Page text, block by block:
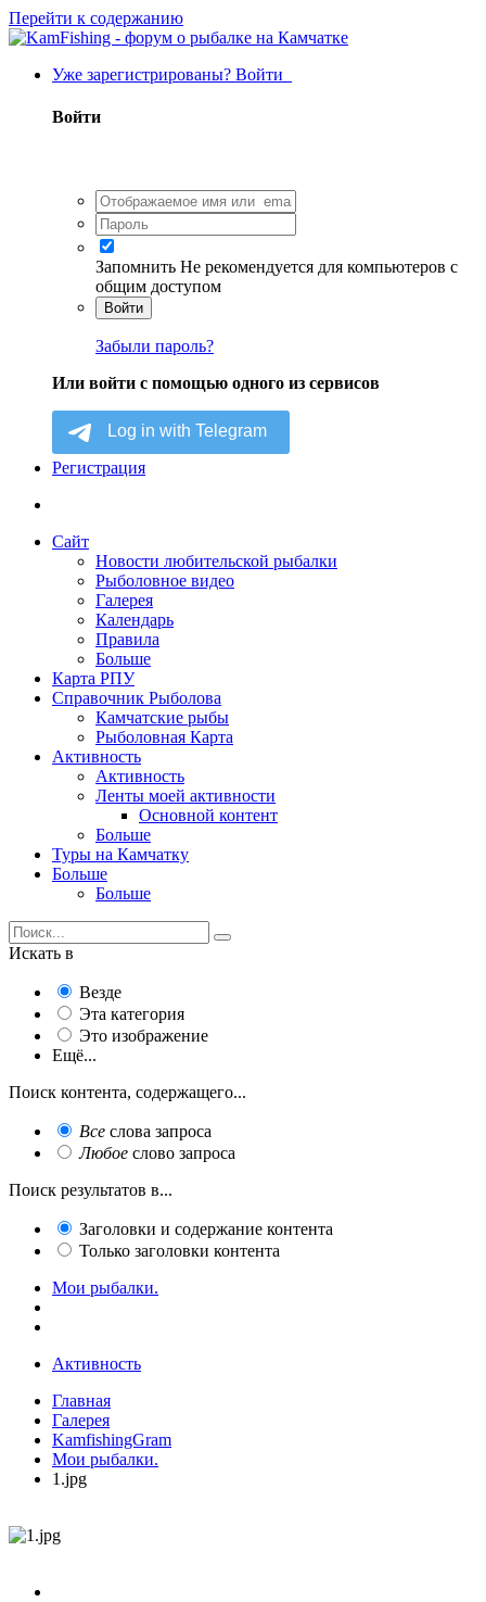
Перейти к содержанию
Уже зарегистрированы? Войти
Войти
Запомнить Не рекомендуется для компьютеров с
общим доступом
Войти
Забыли пароль?
Или войти с помощью одного из сервисов
Регистрация
Сайт
Новости любительской рыбалки
Рыболовное видео
Галерея
Календарь
Правила
Больше
Карта РПУ
Справочник Рыболова
Камчатские рыбы
Рыболовная Карта
Активность
Активность
Ленты моей активности
Основной контент
Больше
Туры на Камчатку
Больше
Больше
Искать в
Везде
Эта категория
Это изображение
Ещё...
Поиск контента, содержащего...
Все слова запроса
Любое слово запроса
Поиск результатов в...
Заголовки и содержание контента
Только заголовки контента
Мои рыбалки.
Активность
Главная
Галерея
KamfishingGram
Мои рыбалки.
1.jpg